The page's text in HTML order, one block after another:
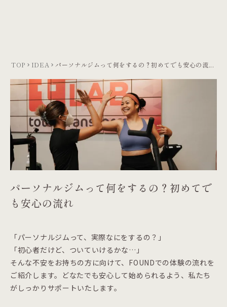
TOP keyboard_arrow_right IDEA keyboard_arrow_right パーソナルジムって何をするの？初めてでも安心の流...
パーソナルジムって何をするの？初めてで
も安心の流れ
「パーソナルジムって、実際なにをするの？」
「初心者だけど、ついていけるかな…」
そんな不安をお持ちの方に向けて、FOUNDでの体験の流れを
ご紹介します。どなたでも安心して始められるよう、私たち
がしっかりサポートいたします。